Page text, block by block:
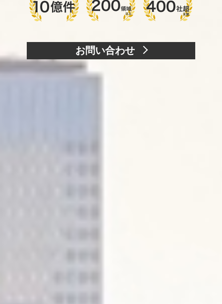
お問い合わせ